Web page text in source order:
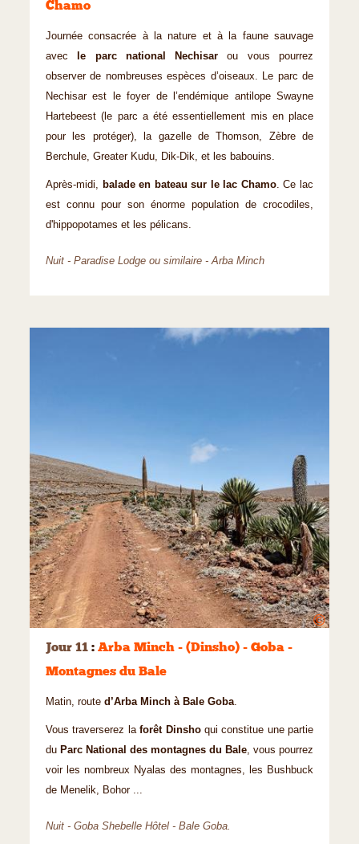
Chamo
Journée consacrée à la nature et à la faune sauvage
avec
le parc national Nechisar ou vous pourrez
observer de nombreuses espèces d’oiseaux. Le parc de
Nechisar est le foyer de l’endémique antilope Swayne
Hartebeest (le parc a été essentiellement mis en place
pour les protéger), la gazelle de Thomson, Zèbre de
Berchule, Greater Kudu, Dik-Dik, et les babouins.
Après-midi, balade en bateau sur le lac Chamo. Ce lac
est connu pour son énorme population de crocodiles,
d'hippopotames et les pélicans.
Nuit - Paradise Lodge ou similaire - Arba Minch
©
Jour 11 : Arba Minch - (Dinsho) - Goba -
Montagnes du Bale
Matin, route d’Arba Minch à Bale Goba.
Vous traverserez laforêt Dinsho qui constitue une partie
du Parc National des montagnes du Bale, vous pourrez
voir les nombreux Nyalas des montagnes, les Bushbuck
de Menelik, Bohor ...
Nuit - Goba Shebelle Hôtel - Bale Goba.